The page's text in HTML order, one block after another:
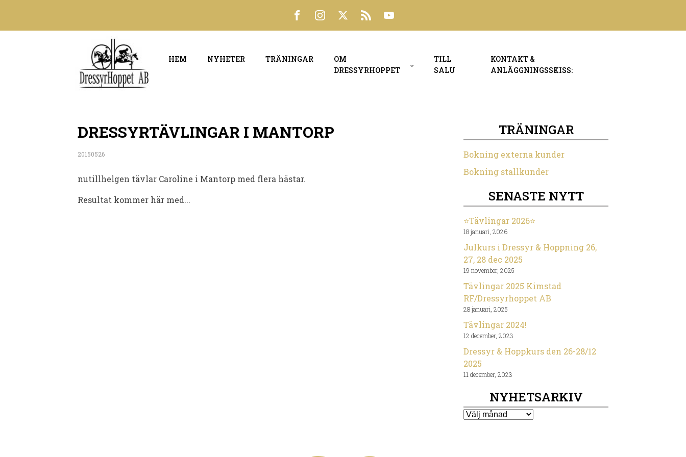
HEM NYHETER TRÄNINGAR
OM
DRESSYRHOPPET
TILL
SALU
KONTAKT &
ANLÄGGNINGSSKISS:
DRESSYRTÄVLINGAR I MANTORP
20150526
nutillhelgen tävlar Caroline i Mantorp med flera hästar.
Resultat kommer här med...
TRÄNINGAR
Bokning externa kunder
Bokning stallkunder
SENASTE NYTT
⭐️Tävlingar 2026⭐️
18 januari, 2026
Julkurs i Dressyr & Hoppning 26,
27, 28 dec 2025
19 november, 2025
Tävlingar 2025 Kimstad
RF/Dressyrhoppet AB
28 januari, 2025
Tävlingar 2024!
12 december, 2023
Dressyr & Hoppkurs den 26-28/12
2025
11 december, 2023
NYHETSARKIV
Nyhetsarkiv